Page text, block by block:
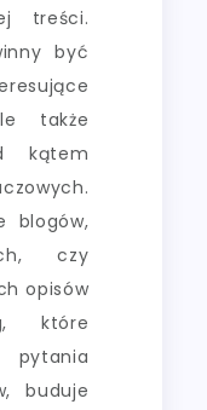
treści.
być
także
kątem
blogów,
czy
opisów
które
buduje